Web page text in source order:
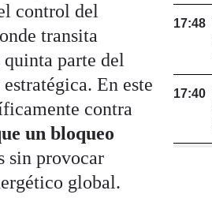
control del
transita
parte del
En este
contra
un bloqueo
sin provocar
global.
17:48
17:40